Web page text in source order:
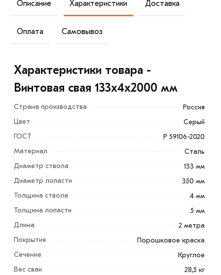
Описание Характеристики Доставка
Оплата Самовывоз
Винтовая свая 133х4х2000 мм - это пустотелая
металлическая труба с лопастями. Лопасти
обеспечивают более надежное крепление в грунте.
Характеристики товара -
Винтовая свая 133х4х2000 мм
Страна производства
Россия
Цвет
Серый
ГОСТ
Р 59106-2020
Материал
Сталь
Диаметр ствола
133 мм
Диаметр лопасти
350 мм
Толщина ствола
4 мм
Толщина лопасти
5 мм
Длина
2 метра
Покрытия
Порошковое краска
Сечение
Круглое
Вес сваи
28,5 кг